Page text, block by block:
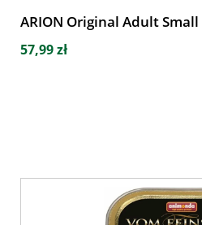
ARION Original Adult
57,99 zł